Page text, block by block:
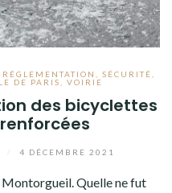
RÉGLEMENTATION SÉCURITÉ
DE PARIS VOIRIE
des bicyclettes
4 DÉCEMBRE 2021
Montorgueil. Quelle ne fut